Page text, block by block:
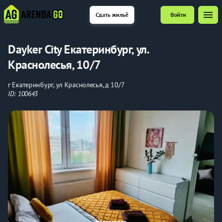
Сдать жильё Войти menu
Dayker City Екатеринбург, ул.
Краснолесья, 10/7
г Екатеринбург, ул Краснолесья, д 10/7
ID: 100643